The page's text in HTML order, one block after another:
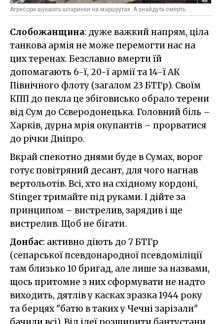
Агресори шукають шпаринки на маршрутах. А знайдуть смерть...
Слобожанщина: дуже важкий напрям, ціла
танкова армія не може перемогти нас на
цих теренах. Безславно вмерти їй
допомагають 6-ї, 20-ї армії та 14-ї АК
Північного флоту (загалом 23 БТГр). Своїм
КПП до пекла це збіговисько обрало терени
від Сум до Сєверодонецька. Головний біль –
Харків, дурна мрія окупантів – прорватися
до річки Дніпро.
Вкрай спекотно днями буде в Сумах, ворог
готує повітряний десант, для чого нагнав
вертольотів. Всі, хто на східному кордоні,
Stinger тримайте під руками. І дійте за
принципом – вистрелив, зарядив і ще
вистрелив. Щоб не бігати.
Донбас: активно діють до 7 БТГр
(сепарської псевдонародної псевдоміліції
там близько 10 бригад, але лише за назвами,
щось притомне з них сформувати не надто
виходить, дятлів у касках зразка 1944 року
та берцях "батю в таких у Чечні зарізали"